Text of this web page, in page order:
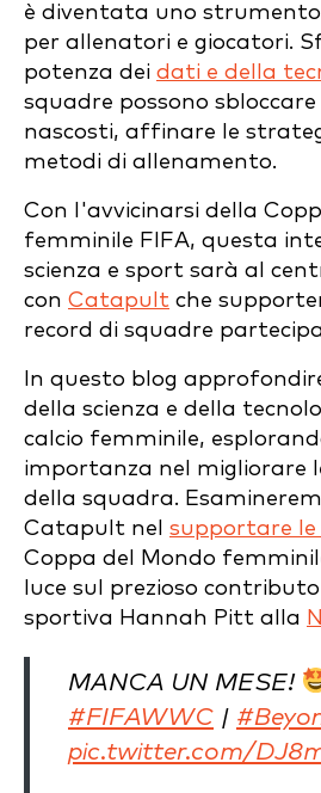
è diventata uno strumento
per allenatori e giocatori.
potenza dei dati e della
squadre possono
nascosti, affinare le
metodi di allenamento.
Con l'avvicinarsi della
femminile FIFA, questa
scienza e sport sarà al
con Catapult che
record di squadre
In questo blog
della scienza e della
calcio femminile,
importanza nel migliorare
della squadra.
Catapult nel supportare le
Coppa del Mondo
luce sul prezioso
sportiva Hannah Pitt alla
MANCA UN MESE!
#FIFAWWC |
pic.twitter.com/